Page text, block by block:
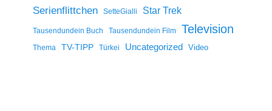
Serienflittchen SetteGialli Star Trek
Tausendundein Buch Tausendundein Film Television
Thema TV-TIPP Türkei Uncategorized Video